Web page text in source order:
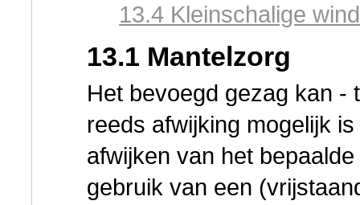
13.4 Kleinschalige
13.1 Mantelzorg
Het bevoegd gezag kan -
reeds afwijking mogelijk
afwijken van het
gebruik van een